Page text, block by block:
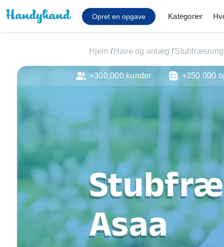
Opret en opgave Kategorier
Affaldsfjernelse
Cykel reparation
Gulvlaminering
Hårde hvidevare
Hjælp til mobil, pc, tv
Installation af
Møbelsamling og
Ophængning af
Opsætning af
Hjem / Have og anlæg /Stubfræsning
Asaa
+300.000 kunder +350.000